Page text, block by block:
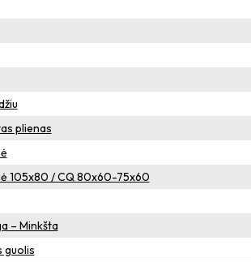
plienas
105x80 / CQ 80x60-75x60
– Minkšta
guolis